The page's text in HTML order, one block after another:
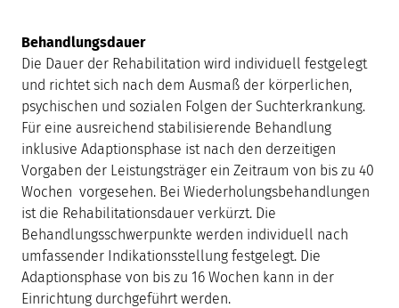
Behandlungsdauer
Die Dauer der Rehabilitation wird individuell festgelegt
und richtet sich nach dem Ausmaß der körperlichen,
psychischen und sozialen Folgen der Suchterkrankung.
Für eine ausreichend stabilisierende Behandlung
inklusive Adaptionsphase ist nach den derzeitigen
Vorgaben der Leistungsträger ein Zeitraum von bis zu 40
Wochen vorgesehen. Bei Wiederholungsbehandlungen
ist die Rehabilitationsdauer verkürzt. Die
Behandlungsschwerpunkte werden individuell nach
umfassender Indikationsstellung festgelegt. Die
Adaptionsphase von bis zu 16 Wochen kann in der
Einrichtung durchgeführt werden.